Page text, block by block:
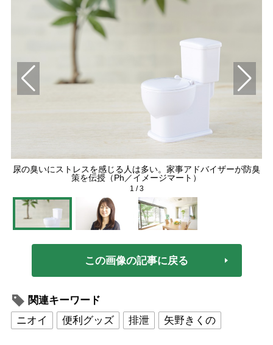
尿の臭いにストレスを感じる人は多い。家事アドバイザーが防臭
策を伝授（Ph／イメージマート）
1 /3
この画像の記事に戻る
関連キーワード
ニオイ
便利グッズ 排泄 矢野きくの